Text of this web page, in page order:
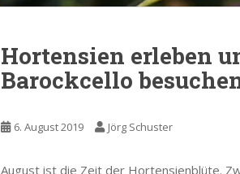
Hortensien erleben
Barockcello
6. August 2019 Jörg Schuster
August ist die Zeit der Hortensienblüte.